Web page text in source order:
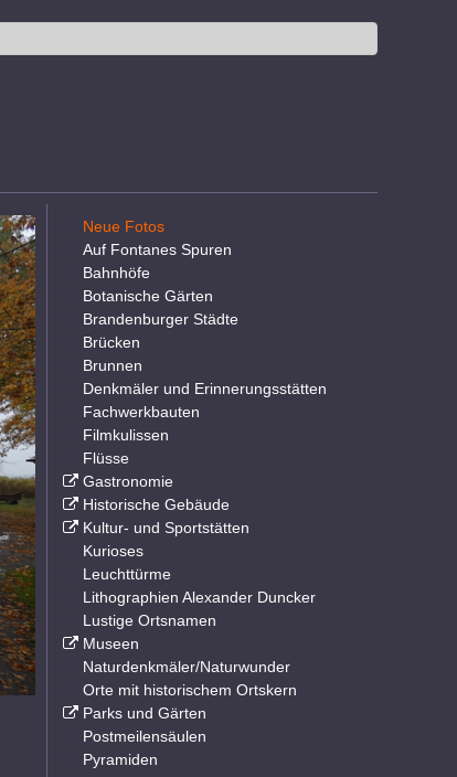
Neue Fotos
Auf Fontanes Spuren
Bahnhöfe
Botanische Gärten
Brandenburger Städte
Brücken
Brunnen
Denkmäler und Erinnerungsstätten
Fachwerkbauten
Filmkulissen
Flüsse
Gastronomie
Historische Gebäude
Kultur- und Sportstätten
Kurioses
Leuchttürme
Lithographien Alexander Duncker
Lustige Ortsnamen
Museen
Naturdenkmäler/Naturwunder
Orte mit historischem Ortskern
Parks und Gärten
Postmeilensäulen
Pyramiden